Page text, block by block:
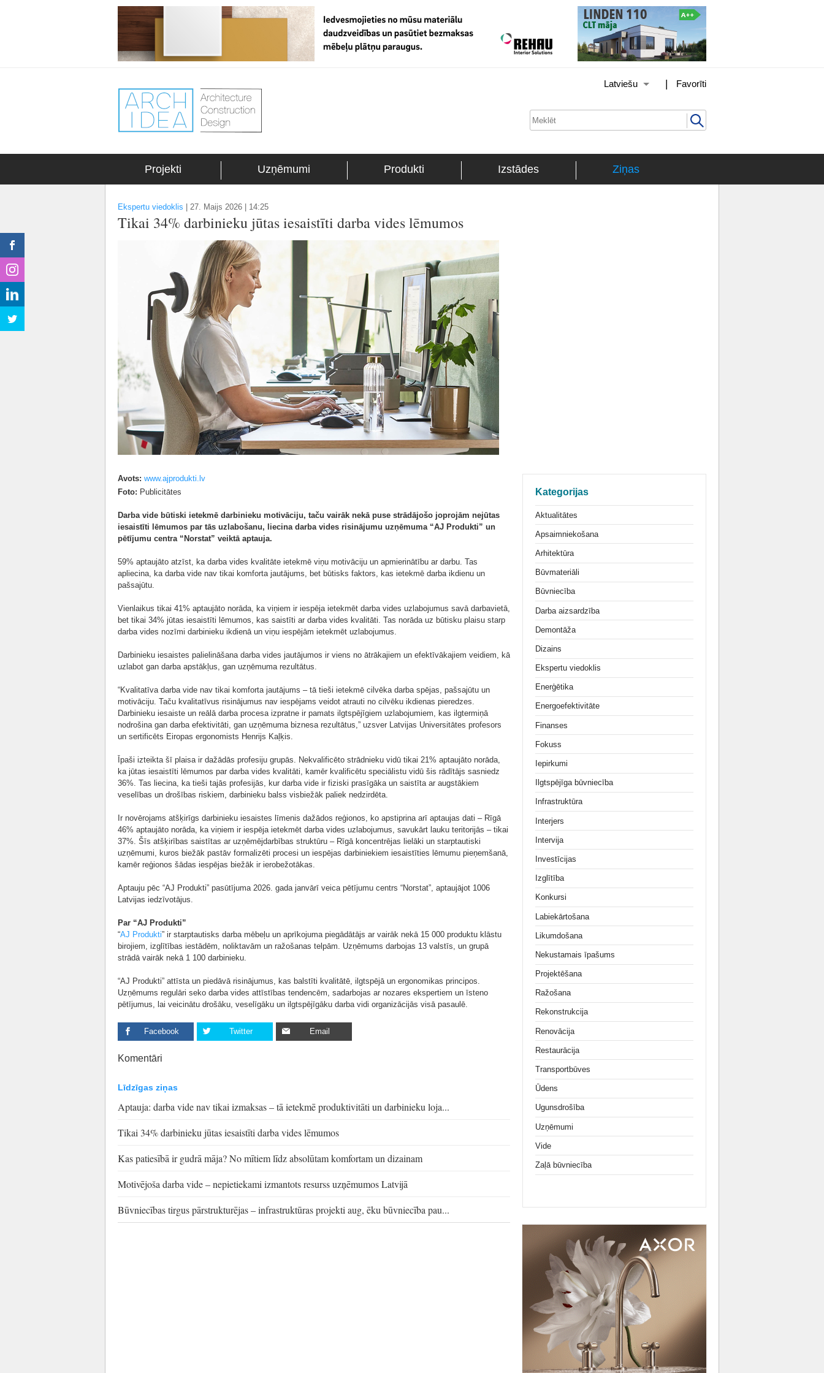
Favorīti
|
Latviešu
Projekti Uzņēmumi Produkti Izstādes Ziņas
Ekspertu viedoklis 27. Maijs 2026 | 14:25
Tikai 34% darbinieku jūtas iesaistīti darba vides lēmumos
Avots: www.ajprodukti.lv
Foto: Publicitātes
Darba vide būtiski ietekmē darbinieku motivāciju, taču vairāk nekā puse strādājošo joprojām nejūtas
iesaistīti lēmumos par tās uzlabošanu, liecina darba vides risinājumu uzņēmuma “AJ Produkti” un
pētījumu centra “Norstat” veiktā aptauja.
59% aptaujāto atzīst, ka darba vides kvalitāte ietekmē viņu motivāciju un apmierinātību ar darbu. Tas
apliecina, ka darba vide nav tikai komforta jautājums, bet būtisks faktors, kas ietekmē darba ikdienu un
pašsajūtu.
Vienlaikus tikai 41% aptaujāto norāda, ka viņiem ir iespēja ietekmēt darba vides uzlabojumus savā darbavietā,
bet tikai 34% jūtas iesaistīti lēmumos, kas saistīti ar darba vides kvalitāti. Tas norāda uz būtisku plaisu starp
darba vides nozīmi darbinieku ikdienā un viņu iespējām ietekmēt uzlabojumus.
Darbinieku iesaistes palielināšana darba vides jautājumos ir viens no ātrākajiem un efektīvākajiem veidiem, kā
uzlabot gan darba apstākļus, gan uzņēmuma rezultātus.
“Kvalitatīva darba vide nav tikai komforta jautājums – tā tieši ietekmē cilvēka darba spējas, pašsajūtu un
motivāciju. Taču kvalitatīvus risinājumus nav iespējams veidot atrauti no cilvēku ikdienas pieredzes.
Darbinieku iesaiste un reālā darba procesa izpratne ir pamats ilgtspējīgiem uzlabojumiem, kas ilgtermiņā
nodrošina gan darba efektivitāti, gan uzņēmuma biznesa rezultātus,” uzsver Latvijas Universitātes profesors
un sertificēts Eiropas ergonomists Henrijs Kaļķis.
Īpaši izteikta šī plaisa ir dažādās profesiju grupās. Nekvalificēto strādnieku vidū tikai 21% aptaujāto norāda,
ka jūtas iesaistīti lēmumos par darba vides kvalitāti, kamēr kvalificētu speciālistu vidū šis rādītājs sasniedz
36%. Tas liecina, ka tieši tajās profesijās, kur darba vide ir fiziski prasīgāka un saistīta ar augstākiem
veselības un drošības riskiem, darbinieku balss visbiežāk paliek nedzirdēta.
Ir novērojams atšķirīgs darbinieku iesaistes līmenis dažādos reģionos, ko apstiprina arī aptaujas dati – Rīgā
46% aptaujāto norāda, ka viņiem ir iespēja ietekmēt darba vides uzlabojumus, savukārt lauku teritorijās – tikai
37%. Šīs atšķirības saistītas ar uzņēmējdarbības struktūru – Rīgā koncentrējas lielāki un starptautiski
uzņēmumi, kuros biežāk pastāv formalizēti procesi un iespējas darbiniekiem iesaistīties lēmumu pieņemšanā,
kamēr reģionos šādas iespējas biežāk ir ierobežotākas.
Aptauju pēc “AJ Produkti” pasūtījuma 2026. gada janvārī veica pētījumu centrs “Norstat”, aptaujājot 1006
Latvijas iedzīvotājus.
Par “AJ Produkti”
“AJ Produkti” ir starptautisks darba mēbeļu un aprīkojuma piegādātājs ar vairāk nekā 15 000 produktu klāstu
birojiem, izglītības iestādēm, noliktavām un ražošanas telpām. Uzņēmums darbojas 13 valstīs, un grupā
strādā vairāk nekā 1 100 darbinieku.
“AJ Produkti” attīsta un piedāvā risinājumus, kas balstīti kvalitātē, ilgtspējā un ergonomikas principos.
Uzņēmums regulāri seko darba vides attīstības tendencēm, sadarbojas ar nozares ekspertiem un īsteno
pētījumus, lai veicinātu drošāku, veselīgāku un ilgtspējīgāku darba vidi organizācijās visā pasaulē.
Facebook Twitter Email
Komentāri
Līdzīgas ziņas
Aptauja: darba vide nav tikai izmaksas – tā ietekmē produktivitāti un darbinieku loja...
Tikai 34% darbinieku jūtas iesaistīti darba vides lēmumos
Kas patiesībā ir gudrā māja? No mītiem līdz absolūtam komfortam un dizainam
Motivējoša darba vide – nepietiekami izmantots resurss uzņēmumos Latvijā
Būvniecības tirgus pārstrukturējas – infrastruktūras projekti aug, ēku būvniecība pau...
Kategorijas
Aktualitātes
Apsaimniekošana
Arhitektūra
Būvmateriāli
Būvniecība
Darba aizsardzība
Demontāža
Dizains
Ekspertu viedoklis
Enerģētika
Energoefektivitāte
Finanses
Fokuss
Iepirkumi
Ilgtspējīga būvniecība
Infrastruktūra
Interjers
Intervija
Investīcijas
Izglītība
Konkursi
Labiekārtošana
Likumdošana
Nekustamais īpašums
Projektēšana
Ražošana
Rekonstrukcija
Renovācija
Restaurācija
Transportbūves
Ūdens
Ugunsdrošība
Uzņēmumi
Vide
Zaļā būvniecība